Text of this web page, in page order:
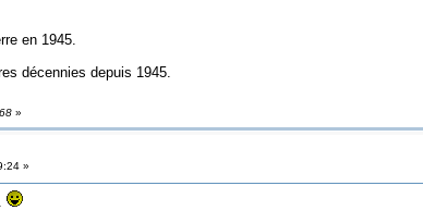
en 1945.
décennies depuis 1945.
»
»